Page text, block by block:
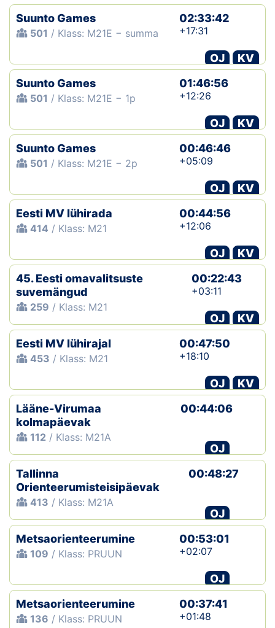
Suunto Games
501 / Klass: M21E − summa
02:33:42
+17:31
OJ
KV
Suunto Games
501 / Klass: M21E − 1p
01:46:56
+12:26
OJ
KV
Suunto Games
501 / Klass: M21E − 2p
00:46:46
+05:09
OJ
KV
Eesti MV lühirada
414 / Klass: M21
00:44:56
+12:06
OJ
KV
45. Eesti omavalitsuste
suvemängud
259 / Klass: M21
00:22:43
+03:11
OJ
KV
Eesti MV lühirajal
453 / Klass: M21
00:47:50
+18:10
OJ
KV
Lääne-Virumaa
kolmapäevak
112 / Klass: M21A
00:44:06
OJ
Tallinna
Orienteerumisteisipäevak
413 / Klass: M21A
00:48:27
OJ
Metsaorienteerumine
109 / Klass: PRUUN
00:53:01
+02:07
OJ
Metsaorienteerumine
136 / Klass: PRUUN
00:37:41
+01:48